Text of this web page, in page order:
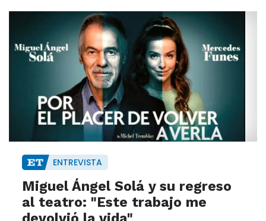
ENTREVISTA
Miguel Ángel Solá y su regreso
al teatro: "Este trabajo me